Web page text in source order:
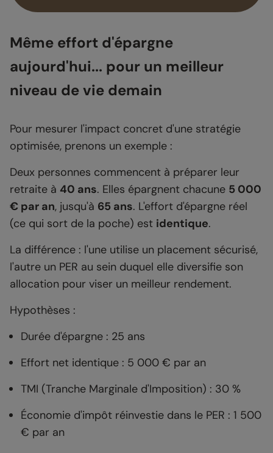
Même effort d'épargne
aujourd'hui... pour un meilleur
niveau de vie demain
Pour mesurer l'impact concret d'une stratégie
optimisée, prenons un exemple :
Deux personnes commencent à préparer leur
retraite à 40 ans. Elles épargnent chacune 5 000
€ par an, jusqu'à 65 ans. L'effort d'épargne réel
(ce qui sort de la poche) est identique.
La différence : l'une utilise un placement sécurisé,
l'autre un PER au sein duquel elle diversifie son
allocation pour viser un meilleur rendement.
Hypothèses :
Durée d'épargne : 25 ans
Effort net identique : 5 000 € par an
TMI (Tranche Marginale d'Imposition) : 30 %
Économie d'impôt réinvestie dans le PER : 1 500
€ par an